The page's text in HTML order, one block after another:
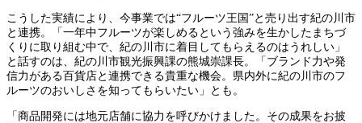
こうした実績により、今事業では“フルーツ王国”と売り出す紀の川市
と連携。「一年中フルーツが楽しめるという強みを生かしたまちづ
くりに取り組む中で、紀の川市に着目してもらえるのはうれしい」
と話すのは、紀の川市観光振興課の熊城崇課長。「ブランド力や発
信力がある百貨店と連携できる貴重な機会。県内外に紀の川市のフ
ルーツのおいしさを知ってもらいたい」とも。
「商品開発には地元店舗に協力を呼びかけました。その成果をお披